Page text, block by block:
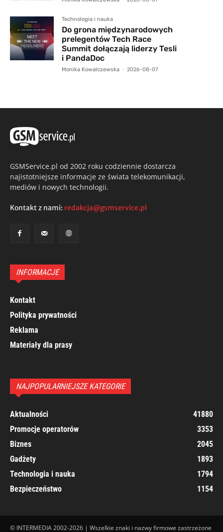
Technologia i nauka
Do grona międzynarodowych
prelegentów Tech Race
Summit dołączają liderzy Tesli
i PandaDoc
Monika Kowalczewska - 2026-08-07
GSMService.pl od 2002 roku codziennie dostarcza
najistotniejsze informacje ze świata telekomunikacji,
mediów i nowych technologii.
Kontakt z nami: redakcja@gsmservice.pl
INFORMACJE
Kontakt
Polityka prywatności
Reklama
Materiały dla prasy
NAJPOPULARNIEJSZE KATEGORIE
Aktualności
41880
Promocje operatorów
3353
Biznes
2045
Gadżety
1893
Technologia i nauka
1794
Bezpieczeństwo
1154
© INTERMEDIA 2002-2026 | Wszelkie znaki i nazwy firmowe zastrzeżone